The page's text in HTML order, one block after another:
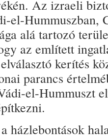
Az izraeli
el-Hummuszban,
alá tartozó
az említett
kerítés
parancs
el-Hummuszt
házlebontások